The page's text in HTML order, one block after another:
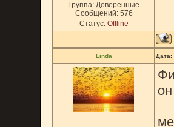
Группа: Доверенные
Сообщений: 576
Статус: Offline
Linda